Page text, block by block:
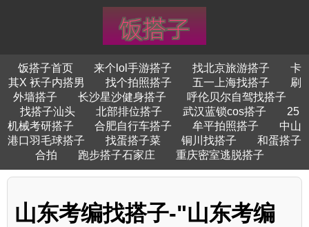
饭搭子首页 来个lol手游搭子 找北京旅游搭子
卡
其X 袄子内搭男
找个拍照搭子 五一上海找搭子
刷
外墙搭子
长沙星沙健身搭子
呼伦贝尔自驾找搭子
找搭子汕头
北部排位搭子 武汉蓝锁cos搭子
25
机械考研搭子
合肥自行车搭子 牟平拍照搭子
中山
港口羽毛球搭子
找蛋搭子菜 铜川找搭子
和蛋搭子
合拍
跑步搭子石家庄 重庆密室逃脱搭子
山东考编找搭子-"山东考编